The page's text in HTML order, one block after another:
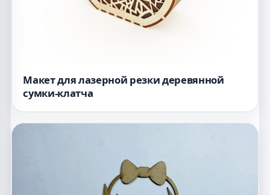
Макет для лазерной резки деревянной
сумки-клатча